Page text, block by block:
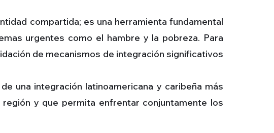
compartida; es una herramienta fundamental
urgentes como el hambre y la pobreza. Para
de mecanismos de integración significativos
una integración latinoamericana y caribeña más
y que permita enfrentar conjuntamente los